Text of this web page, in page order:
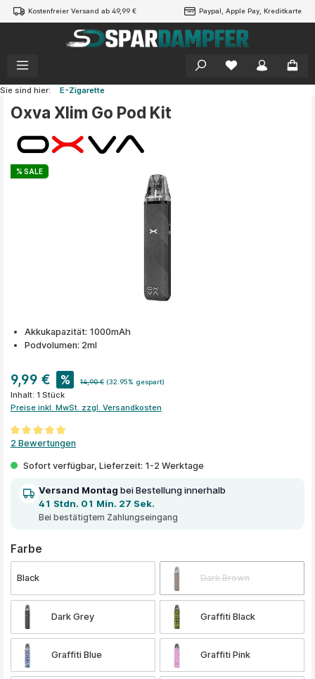
springen
Kostenfreier Versand ab 49,99 € Paypal, Apple Pay, Kreditkarte
Sie sind hier: E-Zigarette
Oxva Xlim Go Pod Kit
Bildergalerie überspringen
% SALE
Akkukapazität: 1000mAh
Podvolumen: 2ml
9,99 € % 14,90 € (32.95% gespart)
Inhalt: 1 Stück
Preise inkl. MwSt. zzgl. Versandkosten
Durchschnittliche Bewertung von 5 von 5 Sternen
2 Bewertungen
Sofort verfügbar, Lieferzeit: 1-2 Werktage
Versand Montag bei Bestellung innerhalb
41 Stdn. 01 Min. 27 Sek.
Bei bestätigtem Zahlungseingang
Farbe
Black Dark Brown
Dark Grey Graffiti Black
Graffiti Blue Graffiti Pink